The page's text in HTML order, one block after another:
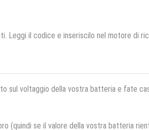
Leggi il codice e inseriscilo nel motore di
voltaggio della vostra batteria e fate
(quindi se il valore della vostra batteria